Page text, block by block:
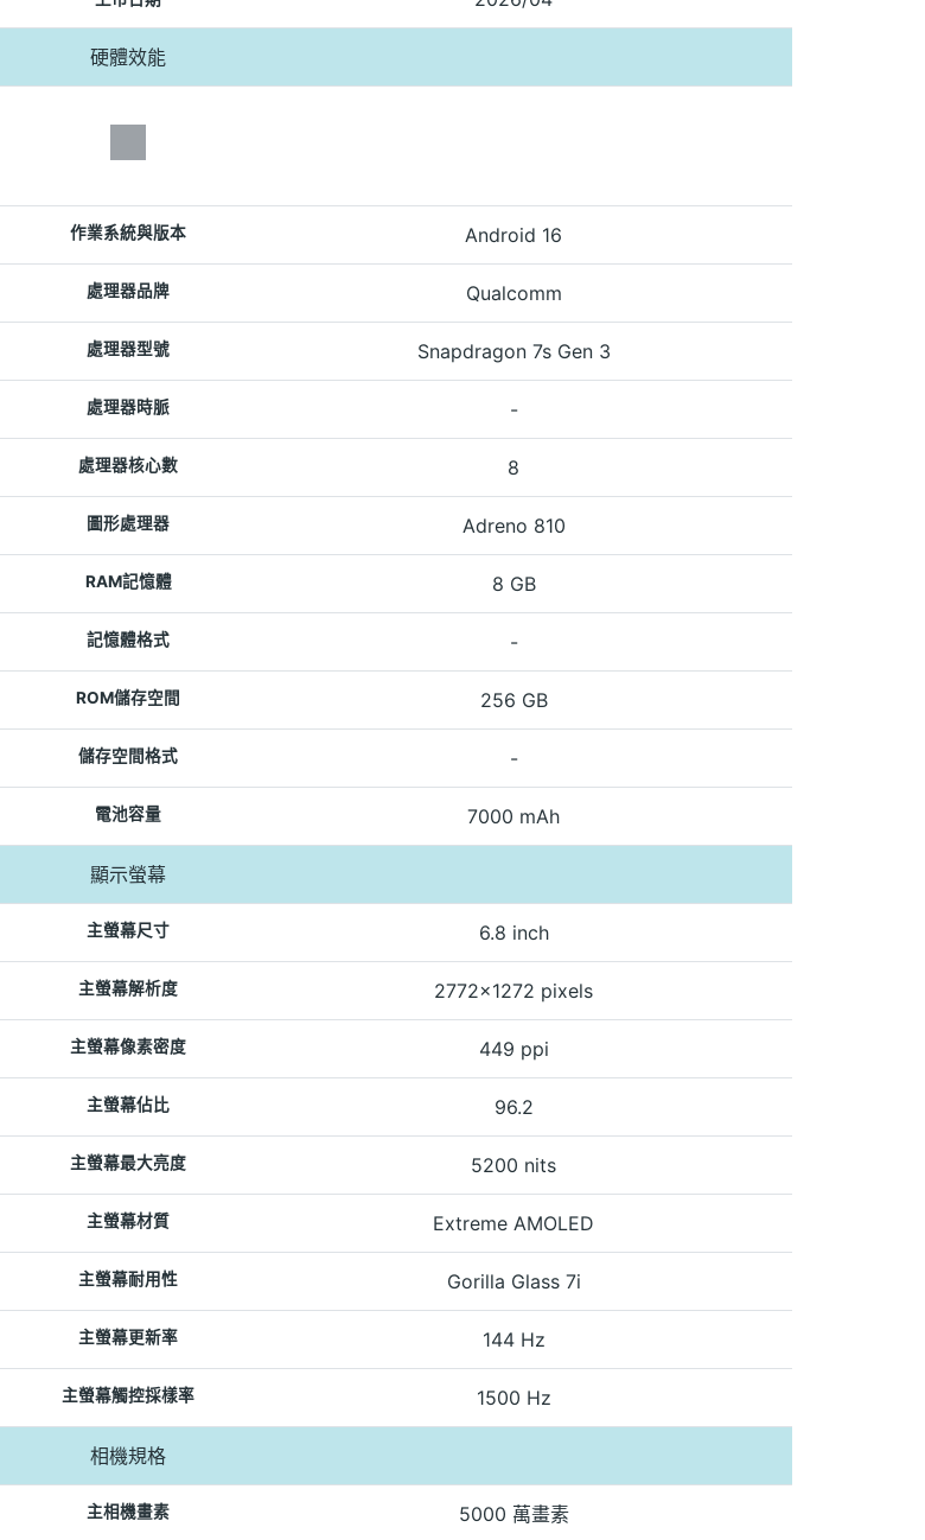
硬體效能
作業系統與版本 Android 16
處理器品牌 Qualcomm
處理器型號 Snapdragon 7s Gen 3
處理器時脈 -
處理器核心數 8
圖形處理器 Adreno 810
RAM記憶體 8 GB
記憶體格式 -
ROM儲存空間 256 GB
儲存空間格式 -
電池容量 7000 mAh
顯示螢幕
主螢幕尺寸 6.8 inch
主螢幕解析度 2772x1272 pixels
主螢幕像素密度 449 ppi
主螢幕佔比 96.2
主螢幕最大亮度 5200 nits
主螢幕材質 Extreme AMOLED
主螢幕耐用性 Gorilla Glass 7i
主螢幕更新率 144 Hz
主螢幕觸控採樣率 1500 Hz
相機規格
主相機畫素 5000 萬畫素